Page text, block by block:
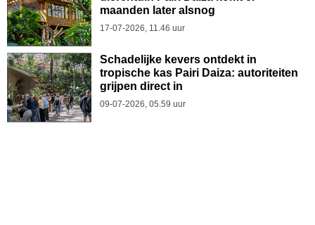
maanden later alsnog
17-07-2026, 11.46 uur
Schadelijke kevers ontdekt in
tropische kas Pairi Daiza: autoriteiten
grijpen direct in
09-07-2026, 05.59 uur